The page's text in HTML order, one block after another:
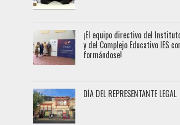
¡El equipo directivo del
y del Complejo Educativo IES
formándose!
DÍA DEL REPRESENTANTE LEGAL